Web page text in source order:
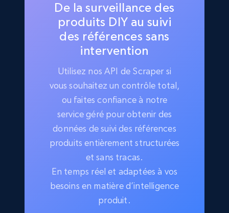
De la surveillance des
produits DIY au suivi
des références sans
intervention
Utilisez nos API de Scraper si
vous souhaitez un contrôle total,
ou faites confiance à notre
service géré pour obtenir des
données de suivi des références
produits entièrement structurées
et sans tracas.
En temps réel et adaptées à vos
besoins en matière d’intelligence
produit.